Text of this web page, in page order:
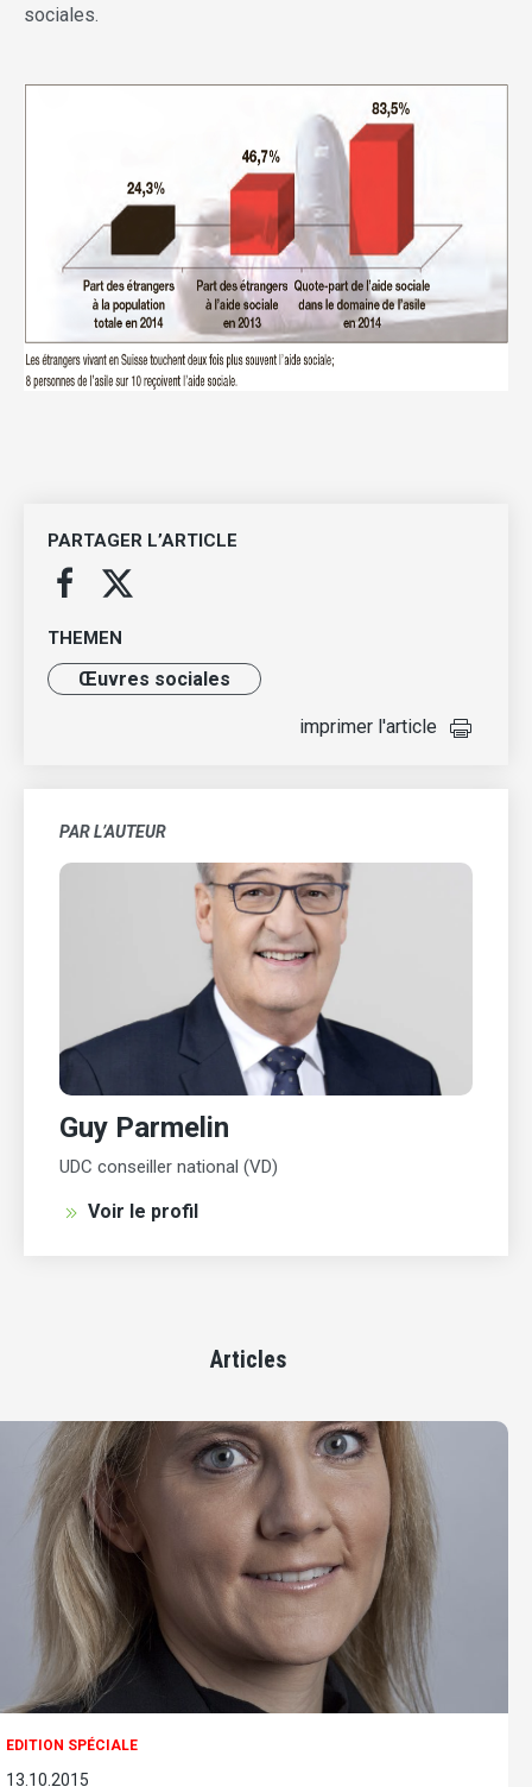
sociales.
PARTAGER L’ARTICLE
THEMEN
Œuvres sociales
imprimer l'article
PAR L’AUTEUR
Guy Parmelin
UDC conseiller national (VD)
Voir le profil
Articles
EDITION SPÉCIALE
13.10.2015